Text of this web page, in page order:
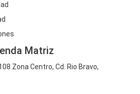
Matriz
Zona Centro, Cd. Rio Bravo,